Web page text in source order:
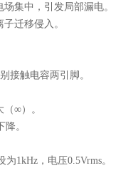
集中，引发局部漏电。
迁移侵入。
接触电容两引脚。
∞）。
。
1kHz，电压0.5Vrms。